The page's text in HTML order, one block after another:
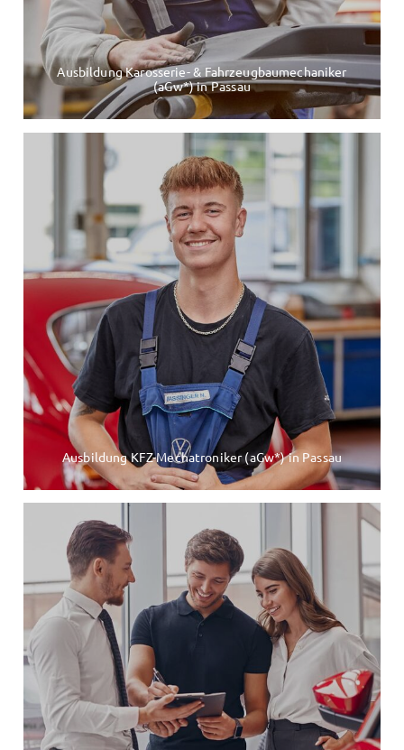
Ausbildung Karosserie- & Fahrzeugbaumechaniker
(aGw*) in Passau
Ausbildung KFZ-Mechatroniker (aGw*) in Passau